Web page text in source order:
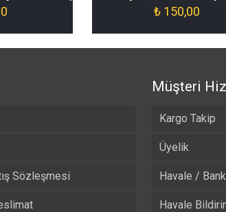
₺ 150,00
Sözleşmesi
Müşteri
Kargo Takip
Üyelik
Havale /
Havale